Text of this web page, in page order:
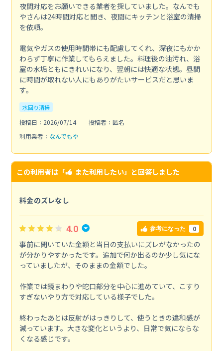
夜間対応をお願いできる業者を探していました。なんでも
やさんは24時間対応と聞き、夜間にキッチンと浴室の清掃
を依頼。
電気やガスの使用時間帯にも配慮してくれ、深夜にもかか
わらず丁寧に作業してもらえました。料理後の油汚れ、浴
室の水垢ともにきれいになり、翌朝には快適な状態。昼間
に時間が取れない人にもありがたいサービスだと思いま
す。
水回り清掃
投稿日：2026/07/14
投稿者：匿名
利用業者： なんでもや
この利用者は「 また利用したい」と回答しました
料金のズレなし
4.0 参考になった 0
事前に聞いていた金額と当日の支払いにズレがなかったの
が分かりやすかったです。追加で何か出るのか少し気にな
っていましたが、そのままの金額でした。
作業では鏡まわりや蛇口部分を中心に進めていて、こすり
すぎないやり方で対応している様子でした。
終わったあとは反射がはっきりして、使うときの違和感が
減っています。大きな変化というより、日常で気にならな
くなる感じです。